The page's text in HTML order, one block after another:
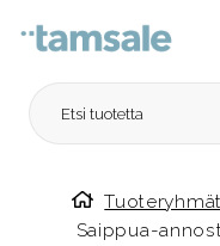
Etusivulle
Tuoteryhmät
Saippua-